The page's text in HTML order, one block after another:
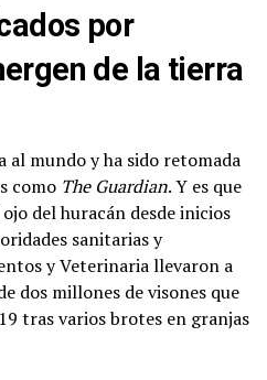
por
de la tierra
al mundo y ha sido retomada
como The Guardian. Y es que
del huracán desde inicios
sanitarias y
y Veterinaria llevaron a
dos millones de visones que
tras varios brotes en granjas